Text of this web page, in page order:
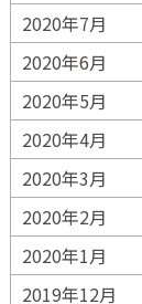
2020年7月
2020年6月
2020年5月
2020年4月
2020年3月
2020年2月
2020年1月
2019年12月